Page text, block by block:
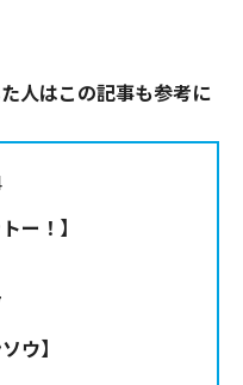
人はこの記事も参考に
ー！】
ウ】